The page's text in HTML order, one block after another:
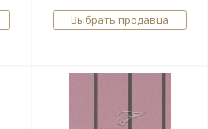
Выбрать продавца